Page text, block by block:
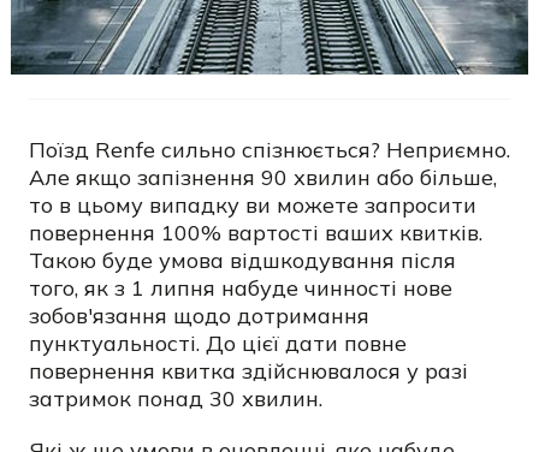
Поїзд Renfe сильно спізнюється? Неприємно.
Але якщо запізнення 90 хвилин або більше,
то в цьому випадку ви можете запросити
повернення 100% вартості ваших квитків.
Такою буде умова відшкодування після
того, як з 1 липня набуде чинності нове
зобов'язання щодо дотримання
пунктуальності. До цієї дати повне
повернення квитка здійснювалося у разі
затримок понад 30 хвилин.